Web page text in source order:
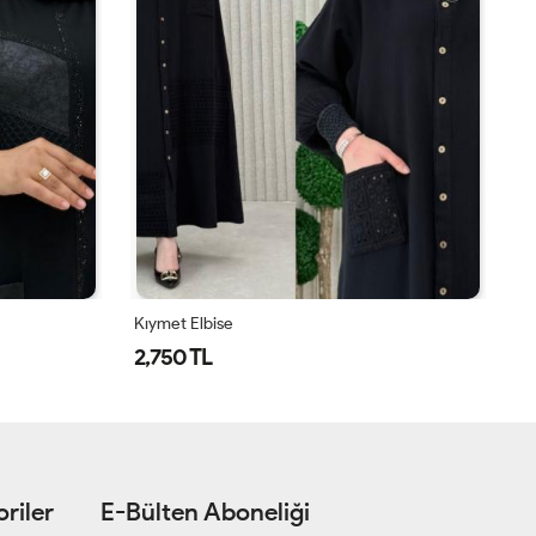
Kıymet Elbise
2,750 TL
E-Bülten Aboneliği